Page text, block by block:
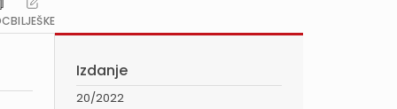
BILJEŠKE
Izdanje
20/2022